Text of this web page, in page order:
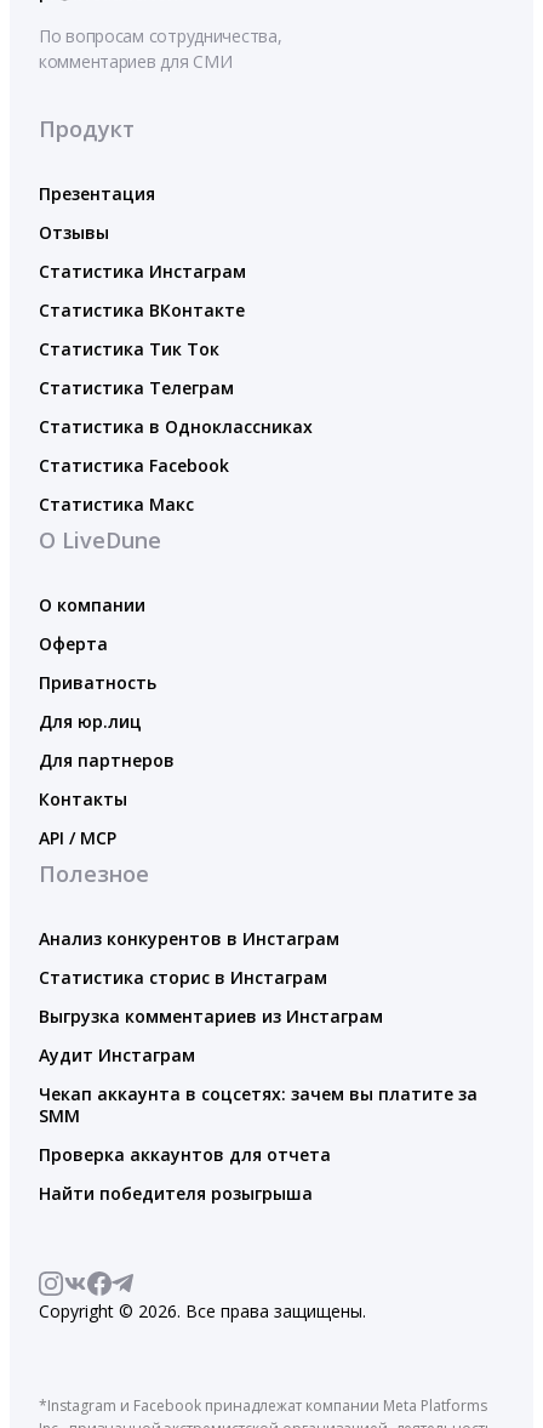
По вопросам сотрудничества,
комментариев для СМИ
Продукт
Презентация
Отзывы
Статистика Инстаграм
Статистика ВКонтакте
Статистика Тик Ток
Статистика Телеграм
Статистика в Одноклассниках
Статистика Facebook
Статистика Макс
О LiveDune
О компании
Оферта
Приватность
Для юр.лиц
Для партнеров
Контакты
API / MCP
Полезное
Анализ конкурентов в Инстаграм
Статистика сторис в Инстаграм
Выгрузка комментариев из Инстаграм
Аудит Инстаграм
Чекап аккаунта в соцсетях: зачем вы платите за
SMM
Проверка аккаунтов для отчета
Найти победителя розыгрыша
Copyright © 2026. Все права защищены.
*Instagram и Facebook принадлежат компании Meta Platforms